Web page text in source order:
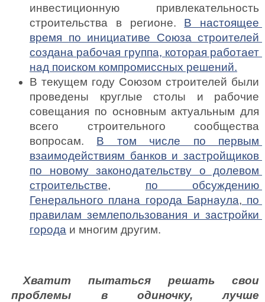
инвестиционную привлекательность
строительства в регионе. В настоящее
время по инициативе Союза строителей
создана рабочая группа, которая работает
над поиском компромиссных решений.
В текущем году Союзом строителей были
проведены круглые столы и рабочие
совещания по основным актуальным для
всего строительного сообщества
вопросам. В том числе по первым
взаимодействиям банков и застройщиков
по новому законодательству о долевом
строительстве, по обсуждению
Генерального плана города Барнаула, по
правилам землепользования и застройки
города и многим другим.
Хватит пытаться решать свои
проблемы в одиночку, лучше